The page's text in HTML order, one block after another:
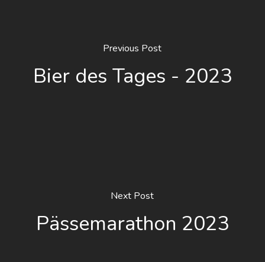
Previous Post
Bier des Tages - 2023
Next Post
Pässemarathon 2023